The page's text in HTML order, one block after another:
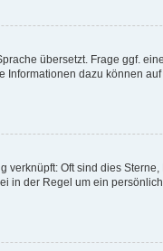
übersetzt. Frage ggf.
Informationen dazu können
Oft sind dies
in der Regel um ein